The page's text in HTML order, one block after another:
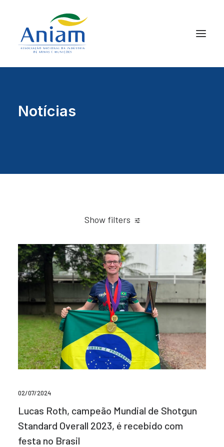
Notícias
Show filters
02/07/2024
Lucas Roth, campeão Mundial de Shotgun
Standard Overall 2023, é recebido com
festa no Brasil